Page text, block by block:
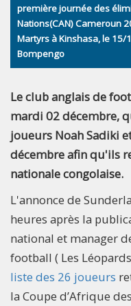
première journée des
Nations(CAN) Cameroun
Martyrs à Kinshasa, le 15/
Bompengo
Le club anglais de
mardi 02 décembre,
joueurs Noah Sadiki
décembre afin qu'ils
nationale congolaise.
L'annonce de
heures après la
national et manager
football ( Les
liste des 26 joueurs
la Coupe d’Afrique